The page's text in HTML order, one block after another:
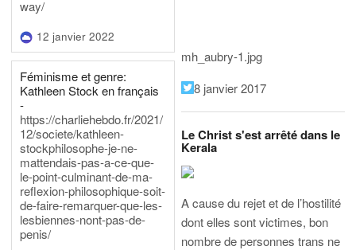
way/
12 janvier 2022
Féminisme et genre:
Kathleen Stock en français
-
https://charliehebdo.fr/2021/
12/societe/kathleen-
stockphilosophe-je-ne-
mattendais-pas-a-ce-que-
le-point-culminant-de-ma-
reflexion-philosophique-soit-
de-faire-remarquer-que-les-
lesbiennes-nont-pas-de-
penis/
mh_aubry-1.jpg
8 janvier 2017
Le Christ s'est arrêté dans le
Kerala
A cause du rejet et de l’hostilité
dont elles sont victimes, bon
nombre de personnes trans ne